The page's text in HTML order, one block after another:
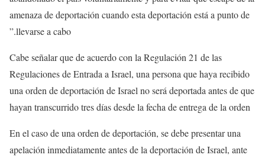
amenaza de deportación cuando esta deportación está a punto de
llevarse a cabo.”
Cabe señalar que de acuerdo con la Regulación 21 de las
Regulaciones de Entrada a Israel, una persona que haya recibido
una orden de deportación de Israel no será deportada antes de que
hayan transcurrido tres días desde la fecha de entrega de la orden
En el caso de una orden de deportación, se debe presentar una
apelación inmediatamente antes de la deportación de Israel, ante